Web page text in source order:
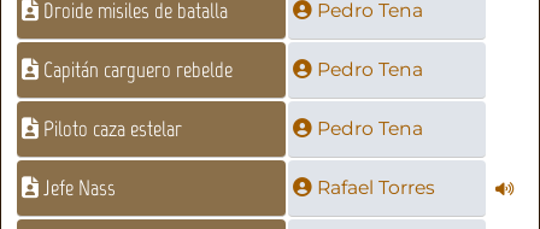
Droide misiles de batalla Pedro Tena
Capitán carguero rebelde Pedro Tena
Piloto caza estelar Pedro Tena
Jefe Nass Rafael Torres